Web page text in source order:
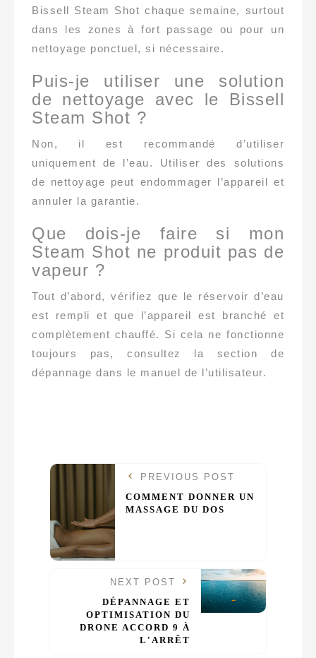
Bissell Steam Shot chaque semaine, surtout
dans les zones à fort passage ou pour un
nettoyage ponctuel, si nécessaire.
Puis-je utiliser une solution
de nettoyage avec le Bissell
Steam Shot ?
Non, il est recommandé d’utiliser
uniquement de l’eau. Utiliser des solutions
de nettoyage peut endommager l’appareil et
annuler la garantie.
Que dois-je faire si mon
Steam Shot ne produit pas de
vapeur ?
Tout d’abord, vérifiez que le réservoir d’eau
est rempli et que l’appareil est branché et
complètement chauffé. Si cela ne fonctionne
toujours pas, consultez la section de
dépannage dans le manuel de l’utilisateur.
PREVIOUS POST
COMMENT DONNER UN
MASSAGE DU DOS
NEXT POST
DÉPANNAGE ET
OPTIMISATION DU
DRONE ACCORD 9 À
L'ARRÊT